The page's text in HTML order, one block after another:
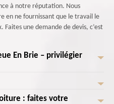
à notre réputation. Nous
en ne fournissant que le travail le
une demande de devis, c’est
En Brie – privilégier
de couvreur en réparation
ayant plusieurs années
? Vos tuiles sont-elles
: faites votre